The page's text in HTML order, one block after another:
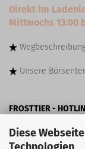
Diese
Technologien
Direkt im
Mittwochs 13:00
Unsere
FROSTTIER -
Montag10:00 bis
Dienstag10:00 bis